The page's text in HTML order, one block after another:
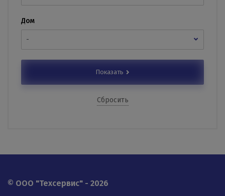
Дом
-
Показать
Сбросить
© OOO "Техсервис" - 2026